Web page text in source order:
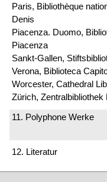
Paris, Bibliothèque
Denis
Piacenza. Duomo,
Piacenza
Sankt-Gallen,
Verona, Biblioteca
Worcester, Cathedral
Zürich, Zentralbibliothek
11. Polyphone Werke
12. Literatur